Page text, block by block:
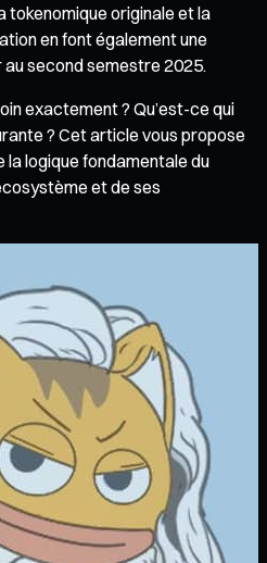
tokenomique originale et la
en font également une
second semestre 2025.
exactement ? Qu’est-ce qui
? Cet article vous propose
la logique fondamentale du
et de ses